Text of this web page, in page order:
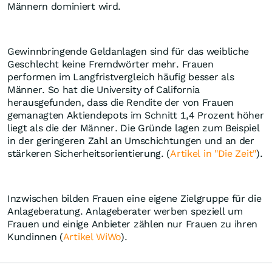
Männern dominiert wird.
Gewinnbringende Geldanlagen sind für das weibliche
Geschlecht keine Fremdwörter mehr. Frauen
performen im Langfristvergleich häufig besser als
Männer. So hat die University of California
herausgefunden, dass die Rendite der von Frauen
gemanagten Aktiendepots im Schnitt 1,4 Prozent höher
liegt als die der Männer. Die Gründe lagen zum Beispiel
in der geringeren Zahl an Umschichtungen und an der
stärkeren Sicherheitsorientierung. (Artikel in "Die Zeit").
Inzwischen bilden Frauen eine eigene Zielgruppe für die
Anlageberatung. Anlageberater werben speziell um
Frauen und einige Anbieter zählen nur Frauen zu ihren
Kundinnen (Artikel WiWo).